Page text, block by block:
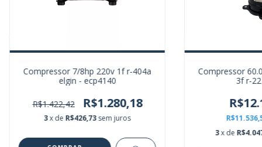
Compressor 7/8hp 220v 1f r-404a
elgin - ecp4140
R$1.422,42 R$1.280,18
3x de R$426,73sem juros
Compressor
3f r-
3x de